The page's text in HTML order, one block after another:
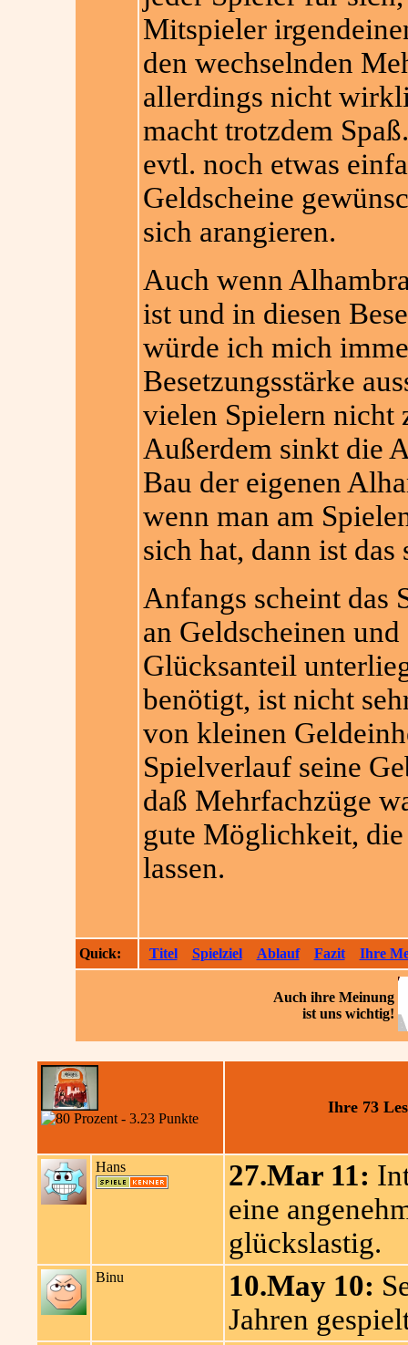
Mitspieler
den wechselnden
allerdings nicht
macht trotzdem
evtl. noch etwas
Geldscheine
sich arangieren.
Auch wenn
ist und in diesen
würde ich mich
Besetzungsstärke
vielen Spielern nicht
Außerdem sinkt die
Bau der eigenen
wenn man am
sich hat, dann ist das
Anfangs scheint das
an Geldscheinen
Glücksanteil
benötigt, ist nicht
von kleinen
Spielverlauf seine
daß Mehrfachzüge
gute Möglichkeit,
lassen.
Quick: Titel Spielziel Ablauf Fazit Ihre
Auch ihre Meinung
ist uns wichtig!
Ihre 73
Hans 27.Mar 11:
eine
glückslastig.
Binu 10.May 10:
Jahren